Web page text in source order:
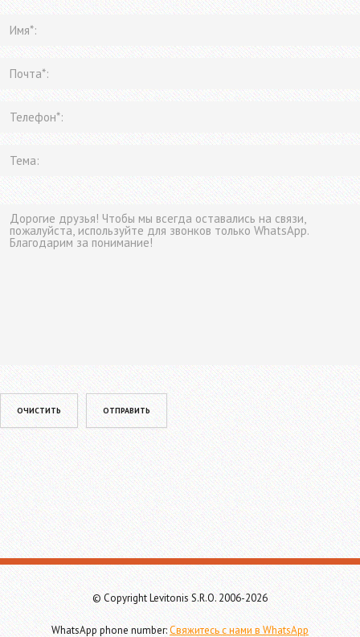
Please leave this field empty.
© Copyright Levitonis S.R.O. 2006-2026
WhatsApp phone number:Свяжитесь с нами в WhatsApp